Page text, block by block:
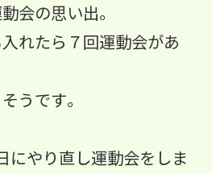
会の思い出。
れたら７回運動会があ
うです。
にやり直し運動会をしま